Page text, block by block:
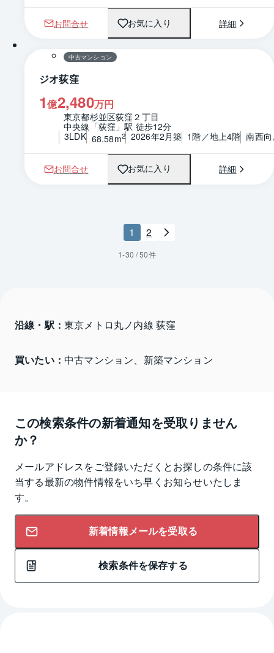
お問合せ お気に入り 詳細
1 / 0 間取り
中古マンション
ジオ荻窪
1億2,480万円
東京都杉並区荻窪２丁目
中央線「荻窪」駅 徒歩12分
3LDK 68.58m2 2026年2月築 1階／地上4階 南西
お問合せ お気に入り 詳細
1 2
1-30 /50件
沿線・駅： 東京メトロ丸ノ内線 荻窪
買いたい： 中古マンション、新築マンション
この検索条件の新着通知を受取りません
か？
メールアドレスをご登録いただくとお探しの条件に該
当する最新の物件情報をいち早くお知らせいたしま
す。
新着情報メールを受取る
検索条件を保存する